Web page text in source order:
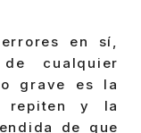
en sí,
cualquier
grave es la
repiten y la
de que